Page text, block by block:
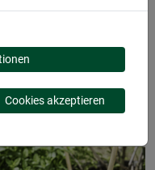
Cookies akzeptieren